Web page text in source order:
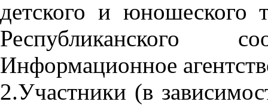
детского и юношеского
Республиканского
Информационное
2.Участники (в